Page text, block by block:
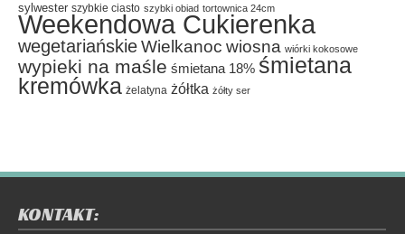
sylwester szybkie ciasto szybki obiad tortownica 24cm
Weekendowa Cukierenka
wegetariańskieWielkanoc wiosna wiórki kokosowe
wypieki na maśle śmietana 18% śmietana
kremówka żelatyna żółtka żółty ser
KONTAKT: